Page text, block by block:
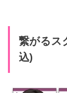
繋がるス
込)